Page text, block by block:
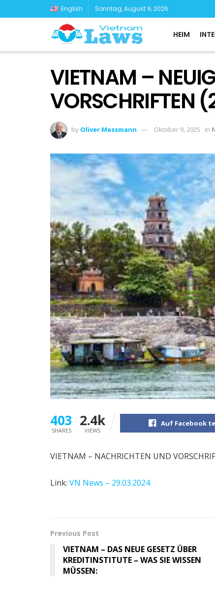
English Sonntag, August 9, 2026
HEIM
VIETNAM –
VORSCHRIFTEN
by Oliver Massmann Oktober 9, 2025 in
403
SHARES
2.4k
VIEWS
Auf Facebook
VIETNAM – NACHRICHTEN UND
Link: VN News – 29.03.2024
Previous Post
VIETNAM – DAS NEUE GESETZ ÜBER
KREDITINSTITUTE – WAS SIE WISSEN
MÜSSEN: